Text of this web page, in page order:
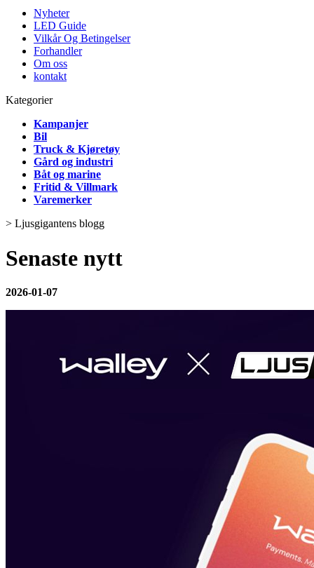
Nyheter
LED Guide
Vilkår Og Betingelser
Forhandler
Om oss
kontakt
Kategorier
Kampanjer
Bil
Truck & Kjøretøy
Gård og industri
Båt og marine
Fritid & Villmark
Varemerker
> Ljusgigantens blogg
Senaste nytt
2026-01-07